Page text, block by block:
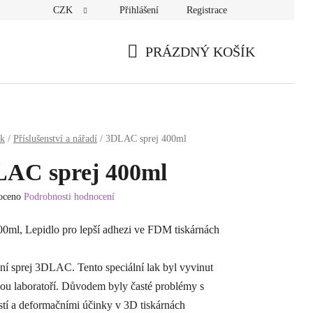
CZK Přihlášení Registrace
PRÁZDNÝ KOŠÍK
/ Příslušenství a nářadí / 3DLAC sprej 400ml
sprej 400ml
Podrobnosti hodnocení
Lepidlo pro lepší adhezi ve FDM tiskárnách
sprej 3DLAC. Tento speciální lak byl vyvinut
laboratoří. Důvodem byly časté problémy s
a deformačními účinky v 3D tiskárnách